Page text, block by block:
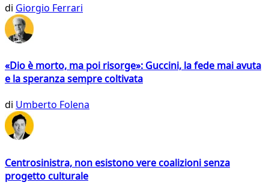
di Giorgio Ferrari
«Dio è morto, ma poi risorge»: Guccini, la fede mai avuta
e la speranza sempre coltivata
di Umberto Folena
Centrosinistra, non esistono vere coalizioni senza
progetto culturale